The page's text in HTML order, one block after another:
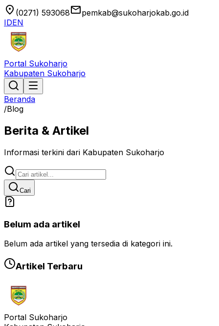
location_on (0271) 593068emailpemkab@sukoharjokab.go.id
IDEN
Portal Sukoharjo
Kabupaten Sukoharjo
Beranda
/Blog
Berita & Artikel
Informasi terkini dari Kabupaten Sukoharjo
Cari
Belum ada artikel
Belum ada artikel yang tersedia di kategori ini.
Artikel Terbaru
Portal Sukoharjo